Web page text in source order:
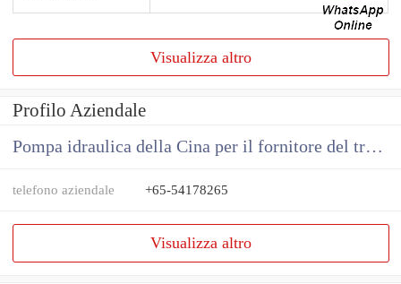
Visualizza altro
Profilo Aziendale
Pompa idraulica della Cina per il fornitore del trattore
telefono aziendale +65-54178265
Visualizza altro